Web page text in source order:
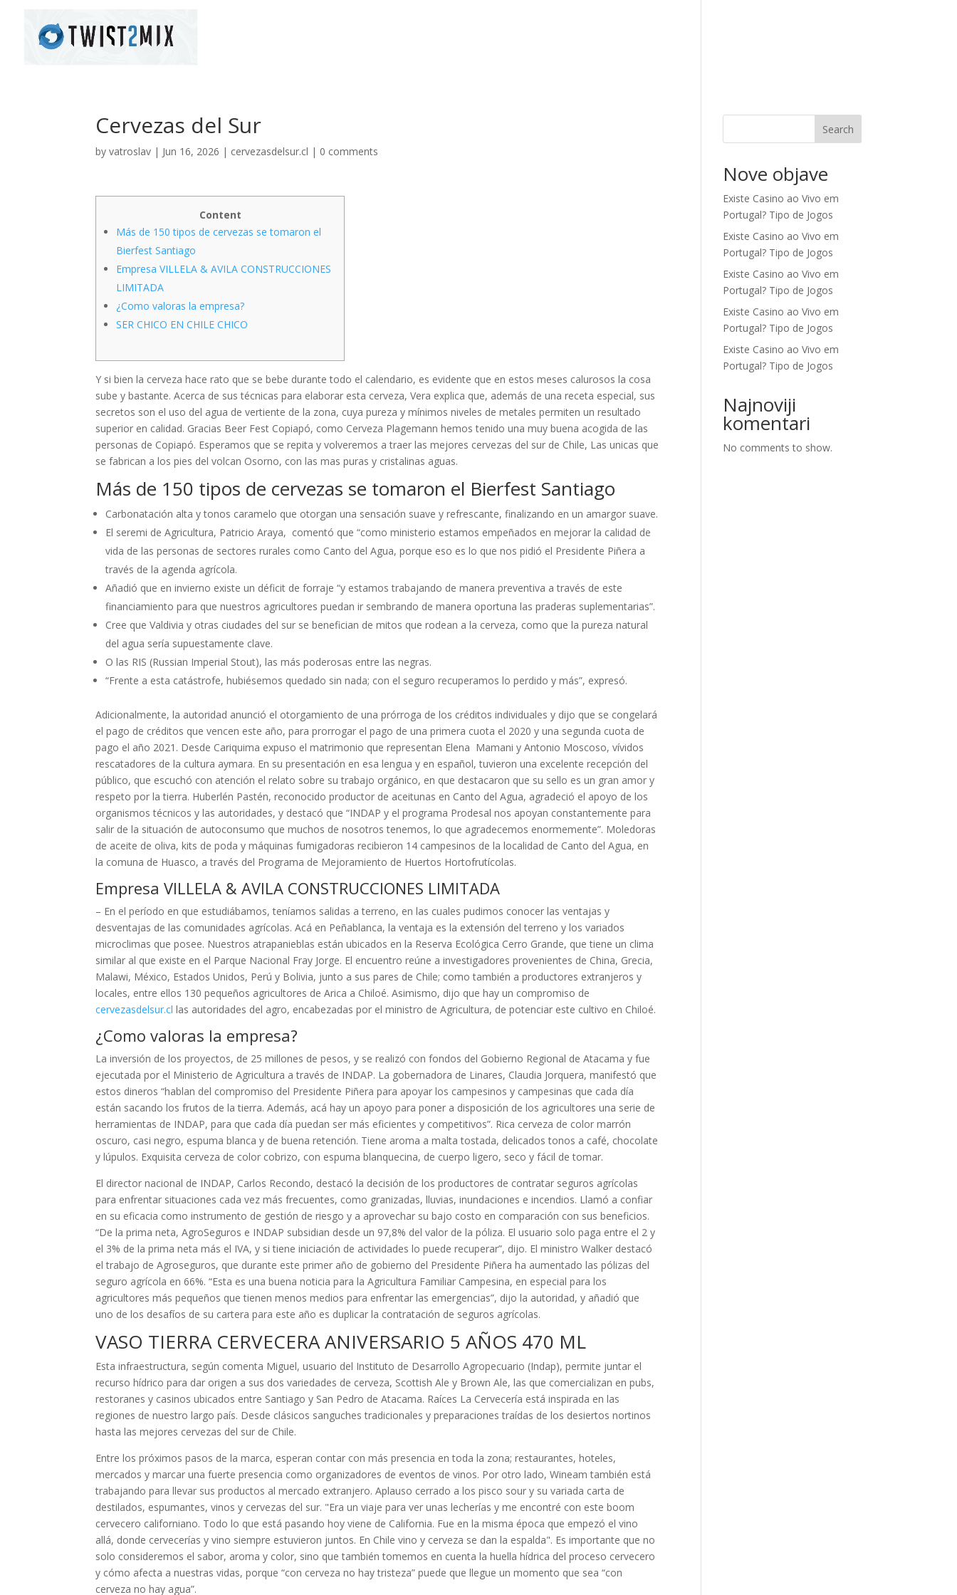
Cervezas del Sur
byvatroslav | Jun 16, 2026 | cervezasdelsur.cl | 0 comments
Content
Más de 150 tipos de cervezas se tomaron el
Bierfest Santiago
Empresa VILLELA & AVILA CONSTRUCCIONES
LIMITADA
¿Como valoras la empresa?
SER CHICO EN CHILE CHICO
Y si bien la cerveza hace rato que se bebe durante todo el calendario, es evidente que en estos meses calurosos la cosa
sube y bastante. Acerca de sus técnicas para elaborar esta cerveza, Vera explica que, además de una receta especial, sus
secretos son el uso del agua de vertiente de la zona, cuya pureza y mínimos niveles de metales permiten un resultado
superior en calidad. Gracias Beer Fest Copiapó, como Cerveza Plagemann hemos tenido una muy buena acogida de las
personas de Copiapó. Esperamos que se repita y volveremos a traer las mejores cervezas del sur de Chile, Las unicas que
se fabrican a los pies del volcan Osorno, con las mas puras y cristalinas aguas.
Más de 150 tipos de cervezas se tomaron el Bierfest Santiago
Carbonatación alta y tonos caramelo que otorgan una sensación suave y refrescante, finalizando en un amargor suave.
El seremi de Agricultura, Patricio Araya, comentó que “como ministerio estamos empeñados en mejorar la calidad de
vida de las personas de sectores rurales como Canto del Agua, porque eso es lo que nos pidió el Presidente Piñera a
través de la agenda agrícola.
Añadió que en invierno existe un déficit de forraje “y estamos trabajando de manera preventiva a través de este
financiamiento para que nuestros agricultores puedan ir sembrando de manera oportuna las praderas suplementarias”.
Cree que Valdivia y otras ciudades del sur se benefician de mitos que rodean a la cerveza, como que la pureza natural
del agua sería supuestamente clave.
O las RIS (Russian Imperial Stout), las más poderosas entre las negras.
“Frente a esta catástrofe, hubiésemos quedado sin nada; con el seguro recuperamos lo perdido y más”, expresó.
Adicionalmente, la autoridad anunció el otorgamiento de una prórroga de los créditos individuales y dijo que se congelará
el pago de créditos que vencen este año, para prorrogar el pago de una primera cuota el 2020 y una segunda cuota de
pago el año 2021. Desde Cariquima expuso el matrimonio que representan Elena Mamani y Antonio Moscoso, vívidos
rescatadores de la cultura aymara. En su presentación en esa lengua y en español, tuvieron una excelente recepción del
público, que escuchó con atención el relato sobre su trabajo orgánico, en que destacaron que su sello es un gran amor y
respeto por la tierra. Huberlén Pastén, reconocido productor de aceitunas en Canto del Agua, agradeció el apoyo de los
organismos técnicos y las autoridades, y destacó que “INDAP y el programa Prodesal nos apoyan constantemente para
salir de la situación de autoconsumo que muchos de nosotros tenemos, lo que agradecemos enormemente”. Moledoras
de aceite de oliva, kits de poda y máquinas fumigadoras recibieron 14 campesinos de la localidad de Canto del Agua, en
la comuna de Huasco, a través del Programa de Mejoramiento de Huertos Hortofrutícolas.
Empresa VILLELA & AVILA CONSTRUCCIONES LIMITADA
– En el período en que estudiábamos, teníamos salidas a terreno, en las cuales pudimos conocer las ventajas y
desventajas de las comunidades agrícolas. Acá en Peñablanca, la ventaja es la extensión del terreno y los variados
microclimas que posee. Nuestros atrapanieblas están ubicados en la Reserva Ecológica Cerro Grande, que tiene un clima
similar al que existe en el Parque Nacional Fray Jorge. El encuentro reúne a investigadores provenientes de China, Grecia,
Malawi, México, Estados Unidos, Perú y Bolivia, junto a sus pares de Chile; como también a productores extranjeros y
locales, entre ellos 130 pequeños agricultores de Arica a Chiloé. Asimismo, dijo que hay un compromiso de
cervezasdelsur.cl las autoridades del agro, encabezadas por el ministro de Agricultura, de potenciar este cultivo en Chiloé.
¿Como valoras la empresa?
La inversión de los proyectos, de 25 millones de pesos, y se realizó con fondos del Gobierno Regional de Atacama y fue
ejecutada por el Ministerio de Agricultura a través de INDAP. La gobernadora de Linares, Claudia Jorquera, manifestó que
estos dineros “hablan del compromiso del Presidente Piñera para apoyar los campesinos y campesinas que cada día
están sacando los frutos de la tierra. Además, acá hay un apoyo para poner a disposición de los agricultores una serie de
herramientas de INDAP, para que cada día puedan ser más eficientes y competitivos”. Rica cerveza de color marrón
oscuro, casi negro, espuma blanca y de buena retención. Tiene aroma a malta tostada, delicados tonos a café, chocolate
y lúpulos. Exquisita cerveza de color cobrizo, con espuma blanquecina, de cuerpo ligero, seco y fácil de tomar.
El director nacional de INDAP, Carlos Recondo, destacó la decisión de los productores de contratar seguros agrícolas
para enfrentar situaciones cada vez más frecuentes, como granizadas, lluvias, inundaciones e incendios. Llamó a confiar
en su eficacia como instrumento de gestión de riesgo y a aprovechar su bajo costo en comparación con sus beneficios.
“De la prima neta, AgroSeguros e INDAP subsidian desde un 97,8% del valor de la póliza. El usuario solo paga entre el 2 y
el 3% de la prima neta más el IVA, y si tiene iniciación de actividades lo puede recuperar”, dijo. El ministro Walker destacó
el trabajo de Agroseguros, que durante este primer año de gobierno del Presidente Piñera ha aumentado las pólizas del
seguro agrícola en 66%. “Esta es una buena noticia para la Agricultura Familiar Campesina, en especial para los
agricultores más pequeños que tienen menos medios para enfrentar las emergencias”, dijo la autoridad, y añadió que
uno de los desafíos de su cartera para este año es duplicar la contratación de seguros agrícolas.
VASO TIERRA CERVECERA ANIVERSARIO 5 AÑOS 470 ML
Esta infraestructura, según comenta Miguel, usuario del Instituto de Desarrollo Agropecuario (Indap), permite juntar el
recurso hídrico para dar origen a sus dos variedades de cerveza, Scottish Ale y Brown Ale, las que comercializan en pubs,
restoranes y casinos ubicados entre Santiago y San Pedro de Atacama. Raíces La Cervecería está inspirada en las
regiones de nuestro largo país. Desde clásicos sanguches tradicionales y preparaciones traídas de los desiertos nortinos
hasta las mejores cervezas del sur de Chile.
Entre los próximos pasos de la marca, esperan contar con más presencia en toda la zona; restaurantes, hoteles,
mercados y marcar una fuerte presencia como organizadores de eventos de vinos. Por otro lado, Wineam también está
trabajando para llevar sus productos al mercado extranjero. Aplauso cerrado a los pisco sour y su variada carta de
destilados, espumantes, vinos y cervezas del sur. "Era un viaje para ver unas lecherías y me encontré con este boom
cervecero californiano. Todo lo que está pasando hoy viene de California. Fue en la misma época que empezó el vino
allá, donde cervecerías y vino siempre estuvieron juntos. En Chile vino y cerveza se dan la espalda". Es importante que no
solo consideremos el sabor, aroma y color, sino que también tomemos en cuenta la huella hídrica del proceso cervecero
y cómo afecta a nuestras vidas, porque “con cerveza no hay tristeza” puede que llegue un momento que sea “con
cerveza no hay agua”.
Search
Nove objave
Existe Casino ao Vivo em
Portugal? Tipo de Jogos
Existe Casino ao Vivo em
Portugal? Tipo de Jogos
Existe Casino ao Vivo em
Portugal? Tipo de Jogos
Existe Casino ao Vivo em
Portugal? Tipo de Jogos
Existe Casino ao Vivo em
Portugal? Tipo de Jogos
Najnoviji
komentari
No comments to show.